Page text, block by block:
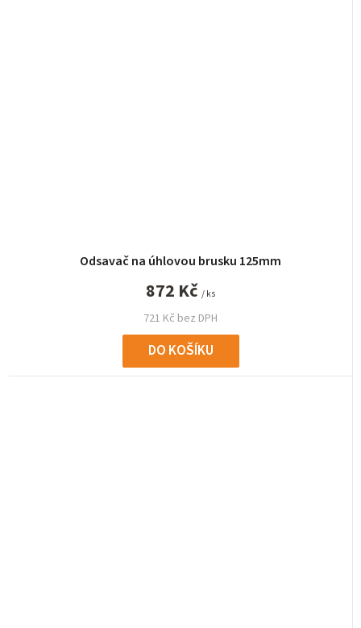
Odsavač na úhlovou brusku 125mm
721 Kč bez DPH
872 Kč / ks
DO KOŠÍKU